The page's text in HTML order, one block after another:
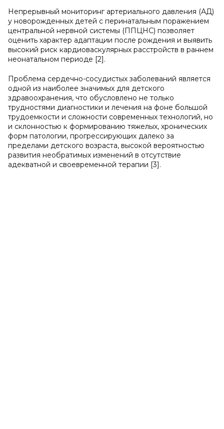
Непрерывный мониторинг артериального давления (АД)
у новорожденных детей с перинатальным поражением
центральной нервной системы (ППЦНС) позволяет
оценить характер адаптации после рождения и выявить
высокий риск кардиоваскулярных расстройств в раннем
неонатальном периоде [2].
Проблема сердечно-сосудистых заболеваний является
одной из наиболее значимых для детского
здравоохранения, что обусловлено не только
трудностями диагностики и лечения на фоне большой
трудоемкости и сложности современных технологий, но
и склонностью к формированию тяжелых, хронических
форм патологии, прогрессирующих далеко за
пределами детского возраста, высокой вероятностью
развития необратимых изменений в отсутствие
адекватной и своевременной терапии [3].